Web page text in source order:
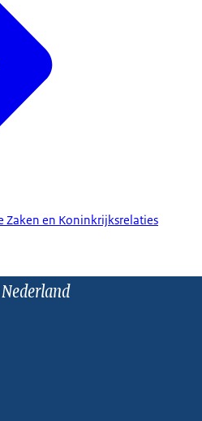
Zaken en Koninkrijksrelaties